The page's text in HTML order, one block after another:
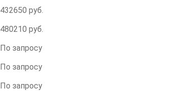
432650 руб.
480210 руб.
По запросу
По запросу
По запросу